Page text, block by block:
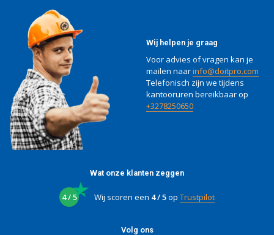
Wij helpen je graag
Voor advies of vragen kan je
mailen naarinfo@doitpro.com
Telefonisch zijn we tijdens
kantooruren bereikbaar op
+3278250650
Wat onze klanten zeggen
4 / 5 Wij scoren een 4 / 5op Trustpilot
Volg ons